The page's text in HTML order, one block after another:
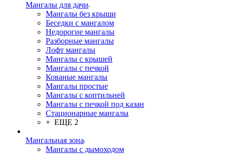
Мангалы для дачи
Мангалы без крыши
Беседки с мангалом
Недорогие мангалы
Разборные мангалы
Лофт мангалы
Мангалы с крышей
Мангалы с печкой
Кованые мангалы
Мангалы простые
Мангалы с коптильней
Мангалы с печкой под казан
Стационарные мангалы
+ ЕЩЕ 2
Мангальная зона
Мангалы с дымоходом